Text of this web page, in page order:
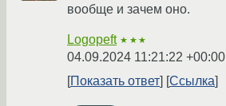
вообще и зачем оно.
Logopeft ★★★
04.09.2024 11:21:22 +00:00
Показать ответ
Ссылка